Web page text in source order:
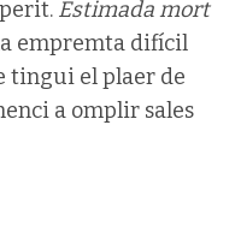
Estimada mort
empremta difícil
tingui el plaer de
a omplir sales